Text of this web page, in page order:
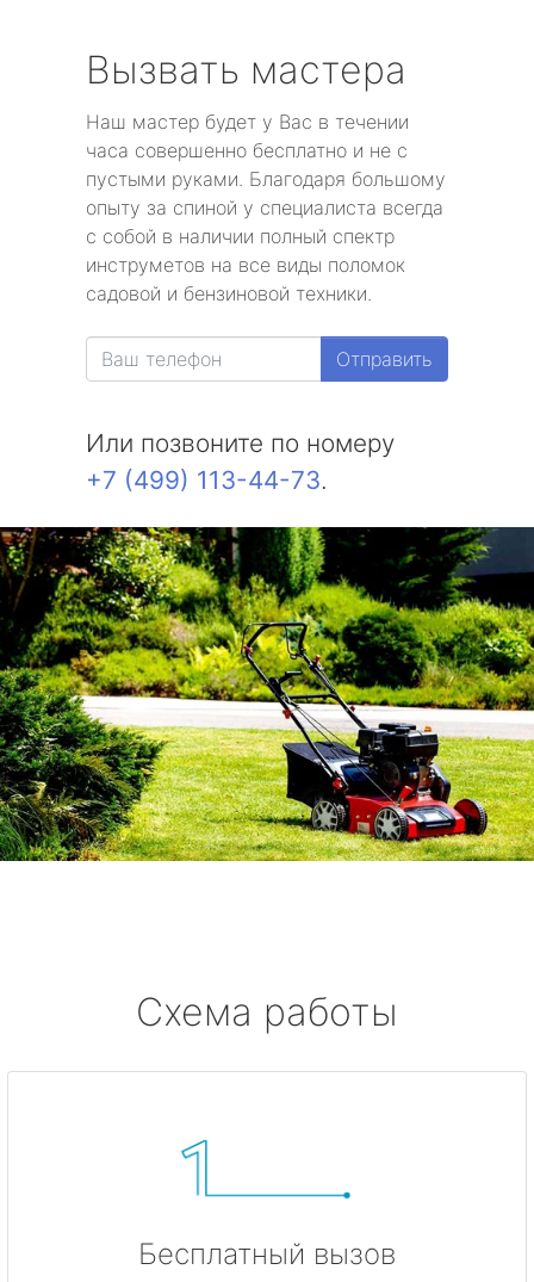
Вызвать мастера
Наш мастер будет у Вас в течении
часа совершенно бесплатно и не с
пустыми руками. Благодаря большому
опыту за спиной у специалиста всегда
с собой в наличии полный спектр
инструметов на все виды поломок
садовой и бензиновой техники.
Отправить
Или позвоните по номеру
+7 (499) 113-44-73.
Схема работы
Бесплатный вызов